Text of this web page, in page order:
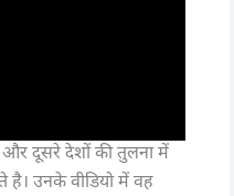
और दूसरे देशों की तुलना में
है। उनके वीडियो में वह